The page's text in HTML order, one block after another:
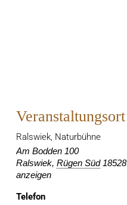
Veranstaltungsort
Ralswiek, Naturbühne
Am Bodden 100
Ralswiek, Rügen Süd 18528
anzeigen
Telefon